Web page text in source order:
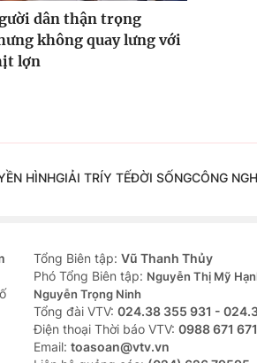
dân thận trọng
không quay lưng với
lợn
HÌNHGIẢI TRÍY TẾĐỜI SỐNGCÔNG
Tổng Biên tập: Vũ Thanh Thủy
Phó Tổng Biên tập: Nguyễn Thị Mỹ
Nguyễn Trọng Ninh
Tổng đài VTV: 024.38 355 931 -
Ðiện thoại Thời báo VTV: 0988 671 671
Email: toasoan@vtv.vn